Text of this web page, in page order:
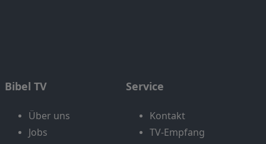
Bibel TV
Über uns
Jobs
Service
Kontakt
TV-Empfang